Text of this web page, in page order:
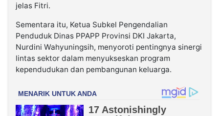
jelas Fitri.
Sementara itu, Ketua Subkel Pengendalian
Penduduk Dinas PPAPP Provinsi DKI Jakarta,
Nurdini Wahyuningsih, menyoroti pentingnya sinergi
lintas sektor dalam menyukseskan program
kependudukan dan pembangunan keluarga.